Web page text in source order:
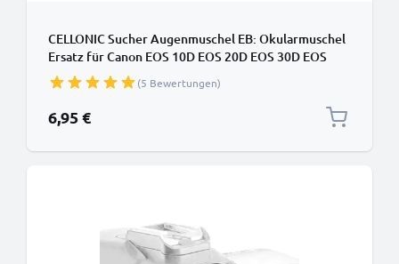
CELLONIC Sucher Augenmuschel EB: Okularmuschel
Ersatz für Canon EOS 10D EOS 20D EOS 30D EOS
40D EOS 50D EOS 5D EOS 5D Mark II EOS 60D EOS
6D EOS 70D EOS 80D Okular Augen Muschel, Silikon
Viewfinder Eye Cup, Kamera Blendschutz für View
Finder Display, Came
(5 Bewertungen)
6,95 €